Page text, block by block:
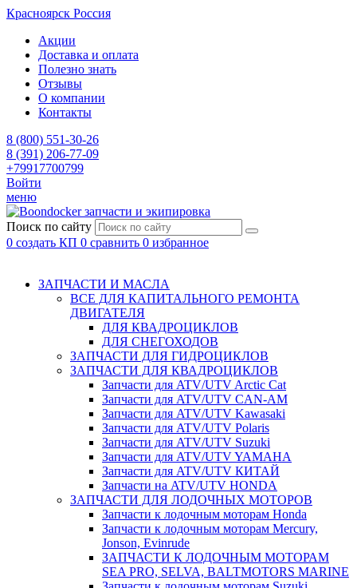
Красноярск Россия
Акции
Доставка и оплата
Полезно знать
Отзывы
О компании
Контакты
8 (800) 551-30-26
8 (391) 206-77-09
+79917700799
Войти
меню
запчасти и экипировка
Поиск по сайту
0 создать КП 0 сравнить 0 избранное
ЗАПЧАСТИ И МАСЛА
ВСЕ ДЛЯ КАПИТАЛЬНОГО РЕМОНТА
ДВИГАТЕЛЯ
ДЛЯ КВАДРОЦИКЛОВ
ДЛЯ СНЕГОХОДОВ
ЗАПЧАСТИ ДЛЯ ГИДРОЦИКЛОВ
ЗАПЧАСТИ ДЛЯ КВАДРОЦИКЛОВ
Запчасти для ATV/UTV Arctic Cat
Запчасти для ATV/UTV CAN-AM
Запчасти для ATV/UTV Kawasaki
Запчасти для ATV/UTV Polaris
Запчасти для ATV/UTV Suzuki
Запчасти для ATV/UTV YAMAHA
Запчасти для ATV/UTV КИТАЙ
Запчасти на ATV/UTV HONDA
ЗАПЧАСТИ ДЛЯ ЛОДОЧНЫХ МОТОРОВ
Запчасти к лодочным моторам Honda
Запчасти к лодочным моторам Mercury,
Jonson, Evinrude
ЗАПЧАСТИ К ЛОДОЧНЫМ МОТОРАМ
SEA PRO, SELVA, BALTMOTORS MARINE